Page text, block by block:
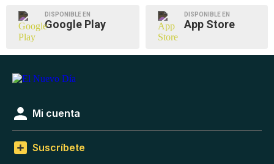
DISPONIBLE EN
Google Play
DISPONIBLE EN
App Store
Mi cuenta
Suscríbete